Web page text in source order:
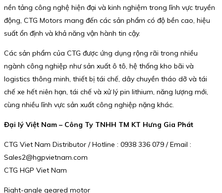
nền tảng công nghệ hiện đại và kinh nghiệm trong lĩnh vực truyền
động, CTG Motors mang đến các sản phẩm có độ bền cao, hiệu
suất ổn định và khả năng vận hành tin cậy.
Các sản phẩm của CTG được ứng dụng rộng rãi trong nhiều
ngành công nghiệp như sản xuất ô tô, hệ thống kho bãi và
logistics thông minh, thiết bị tái chế, dây chuyền tháo dỡ và tái
chế xe hết niên hạn, tái chế và xử lý pin lithium, năng lượng mới,
cùng nhiều lĩnh vực sản xuất công nghiệp nặng khác.
Đại lý Việt Nam – Công Ty TNHH TM KT Hưng Gia Phát
CTG Viet Nam Distributor / Hotline : 0938 336 079 / Email :
Sales2@hgpvietnam.com
CTG HGP Viet Nam
Right-angle geared motor